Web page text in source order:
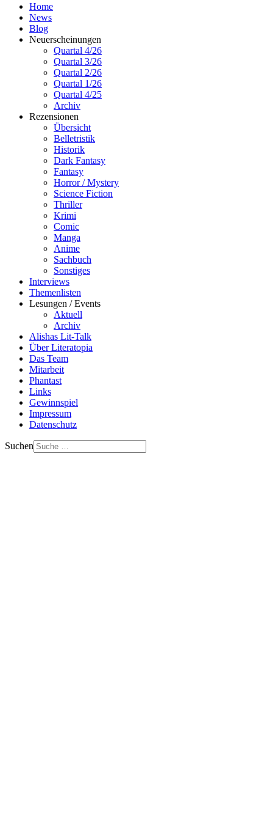
Home
News
Blog
Neuerscheinungen
Quartal 4/26
Quartal 3/26
Quartal 2/26
Quartal 1/26
Quartal 4/25
Archiv
Rezensionen
Übersicht
Belletristik
Historik
Dark Fantasy
Fantasy
Horror / Mystery
Science Fiction
Thriller
Krimi
Comic
Manga
Anime
Sachbuch
Sonstiges
Interviews
Themenlisten
Lesungen / Events
Aktuell
Archiv
Alishas Lit-Talk
Über Literatopia
Das Team
Mitarbeit
Phantast
Links
Gewinnspiel
Impressum
Datenschutz
Suchen